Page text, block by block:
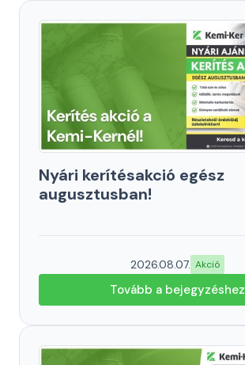
Nyári kerítésakció egész
augusztusban!
2026.08.07. Akció
Tovább a bejegyzéshez